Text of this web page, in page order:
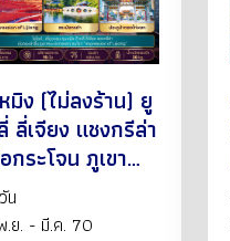
มิง (ไม่ลงร้าน) ยู
ลี่เจียง แชงกรีล่า
กระโจน ภูเขา
ทะเลสาบไป๋
นน้ำหยก นั่ง
น
.ย. - มี.ค. 70